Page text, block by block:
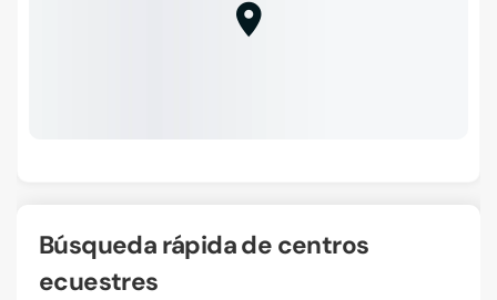
Búsqueda rápida de centros
ecuestres